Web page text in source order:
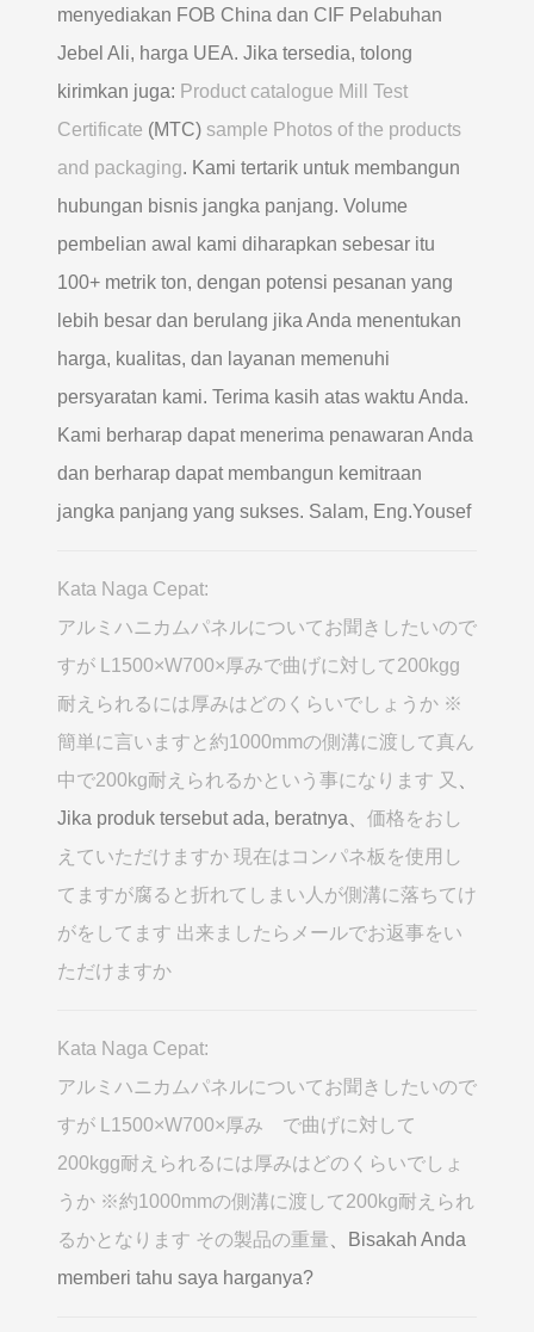
menyediakan FOB China dan CIF Pelabuhan
Jebel Ali, harga UEA. Jika tersedia, tolong
kirimkan juga: Product catalogue Mill Test
Certificate (MTC) sample Photos of the products
and packaging. Kami tertarik untuk membangun
hubungan bisnis jangka panjang. Volume
pembelian awal kami diharapkan sebesar itu
100+ metrik ton, dengan potensi pesanan yang
lebih besar dan berulang jika Anda menentukan
harga, kualitas, dan layanan memenuhi
persyaratan kami. Terima kasih atas waktu Anda.
Kami berharap dapat menerima penawaran Anda
dan berharap dapat membangun kemitraan
jangka panjang yang sukses. Salam, Eng.Yousef
Kata Naga Cepat:
アルミハニカムパネルについてお聞きしたいので
すが L1500×W700×厚みで曲げに対して200kgg
耐えられるには厚みはどのくらいでしょうか ※
簡単に言いますと約1000mmの側溝に渡して真ん
中で200kg耐えられるかという事になります 又
Jika produk tersebut ada, beratnya、 価格をおし
えていただけますか 現在はコンパネ板を使用し
てますが腐ると折れてしまい人が側溝に落ちてけ
がをしてます 出来ましたらメールでお返事をい
ただけますか
Kata Naga Cepat:
アルミハニカムパネルについてお聞きしたいので
すが L1500×W700×厚み で曲げに対して
200kgg耐えられるには厚みはどのくらいでしょ
うか ※約1000mmの側溝に渡して200kg耐えられ
るかとなります その製品の重量 、Bisakah Anda
memberi tahu saya harganya?